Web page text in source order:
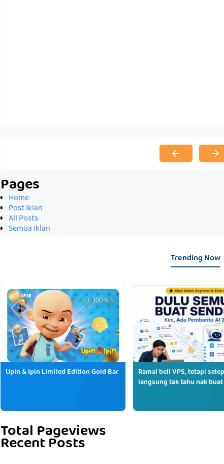
Pages
Home
Post Iklan
All Posts
Semua Iklan
Trending Now
Upin & Ipin Limited Edition Gold Bar
Ramai beli VPS, tetapi
langsung tak tahu nak
Total Pageviews
Recent Posts